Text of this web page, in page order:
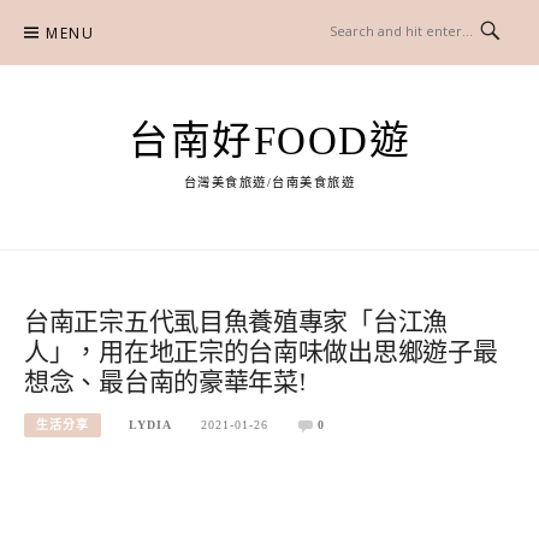
content
MENU
台南好FOOD遊
台灣美食旅遊/台南美食旅遊
台南正宗五代虱目魚養殖專家「台江漁
人」，用在地正宗的台南味做出思鄉遊子最
想念、最台南的豪華年菜!
生活分享 LYDIA 2021-01-26 0